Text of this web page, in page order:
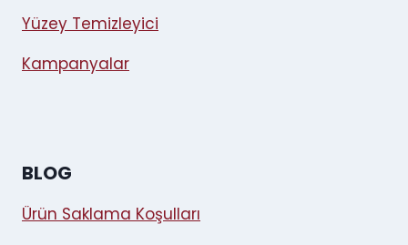
Yüzey Temizleyici
Kampanyalar
BLOG
Ürün Saklama Koşulları